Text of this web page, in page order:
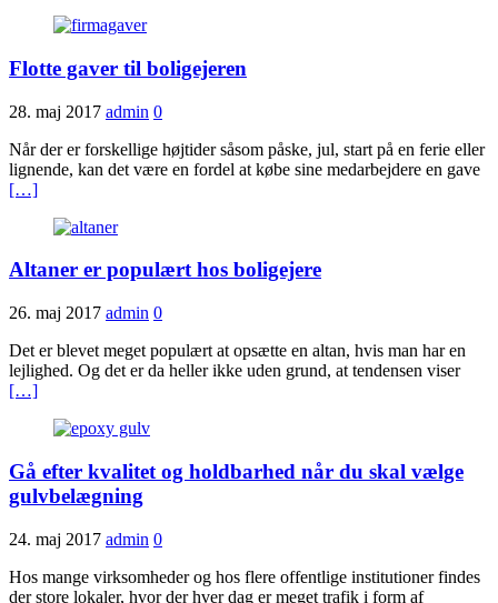
Flotte gaver til boligejeren
28. maj 2017 admin 0
Når der er forskellige højtider såsom påske, jul, start på en ferie eller
lignende, kan det være en fordel at købe sine medarbejdere en gave
[…]
Altaner er populært hos boligejere
26. maj 2017 admin 0
Det er blevet meget populært at opsætte en altan, hvis man har en
lejlighed. Og det er da heller ikke uden grund, at tendensen viser
[…]
Gå efter kvalitet og holdbarhed når du skal vælge
gulvbelægning
24. maj 2017 admin 0
Hos mange virksomheder og hos flere offentlige institutioner findes
der store lokaler, hvor der hver dag er meget trafik i form af